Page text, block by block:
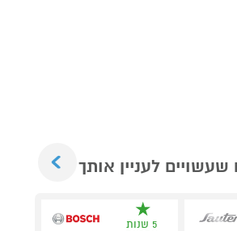
שעשויים לעניין אותך
5 שנות